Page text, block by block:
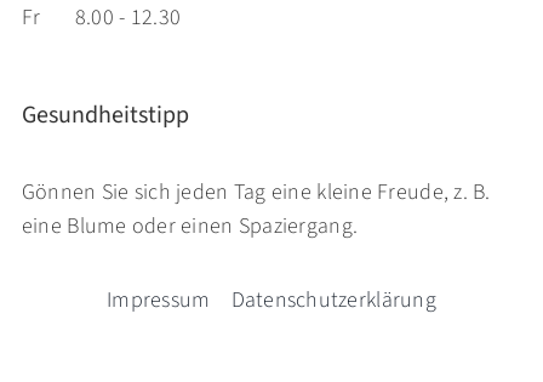
Fr
8.00 - 12.30
Gesundheitstipp
Gönnen Sie sich jeden Tag eine kleine Freude, z. B.
eine Blume oder einen Spaziergang.
Impressum Datenschutzerklärung